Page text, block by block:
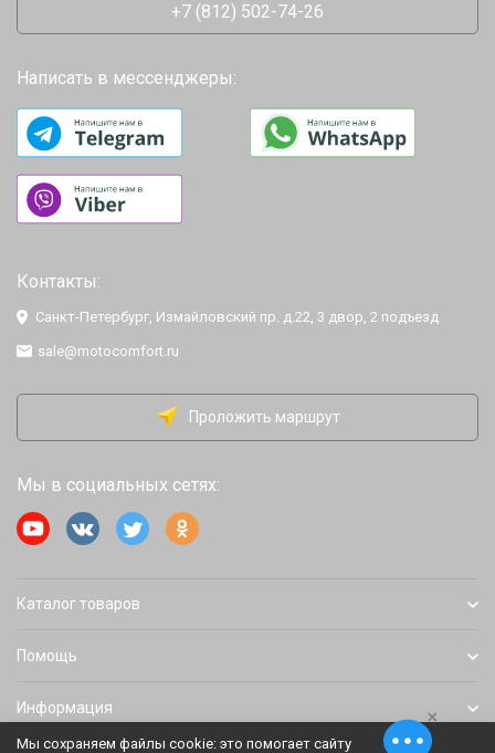
+7 (812) 502-74-26
Написать в мессенджеры:
Контакты:
Санкт-Петербург, Измайловский пр. д.22, 3 двор, 2 подъезд
sale@motocomfort.ru
Проложить маршрут
Мы в социальных сетях:
Каталог товаров
Помощь
Информация
Мы сохраняем файлы cookie: это помогает сайту
×